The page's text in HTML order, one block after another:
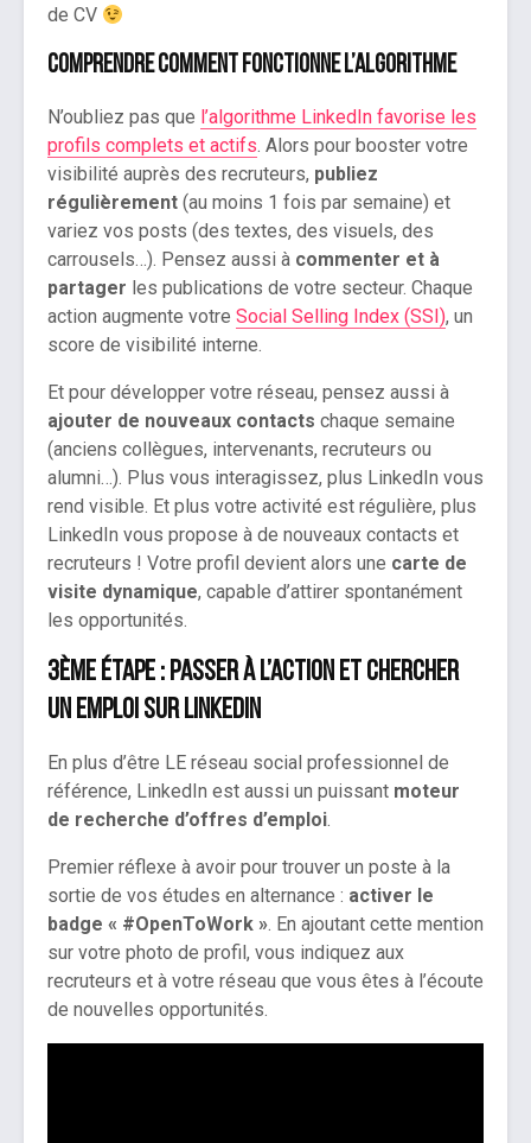
de CV
Comprendre comment fonctionne l’algorithme
N’oubliez pas que l’algorithme LinkedIn favorise les
profils complets et actifs. Alors pour booster votre
visibilité auprès des recruteurs, publiez
régulièrement (au moins 1 fois par semaine) et
variez vos posts (des textes, des visuels, des
carrousels…). Pensez aussi à commenter et à
partager les publications de votre secteur. Chaque
action augmente votre Social Selling Index (SSI), un
score de visibilité interne.
Et pour développer votre réseau, pensez aussi à
ajouter de nouveaux contacts chaque semaine
(anciens collègues, intervenants, recruteurs ou
alumni…). Plus vous interagissez, plus LinkedIn vous
rend visible. Et plus votre activité est régulière, plus
LinkedIn vous propose à de nouveaux contacts et
recruteurs ! Votre profil devient alors une carte de
visite dynamique, capable d’attirer spontanément
les opportunités.
3ème étape : passer à l’action et chercher
un emploi sur LinkedIn
En plus d’être LE réseau social professionnel de
référence, LinkedIn est aussi un puissant moteur
de recherche d’offres d’emploi.
Premier réflexe à avoir pour trouver un poste à la
sortie de vos études en alternance : activer le
badge « #OpenToWork ». En ajoutant cette mention
sur votre photo de profil, vous indiquez aux
recruteurs et à votre réseau que vous êtes à l’écoute
de nouvelles opportunités.